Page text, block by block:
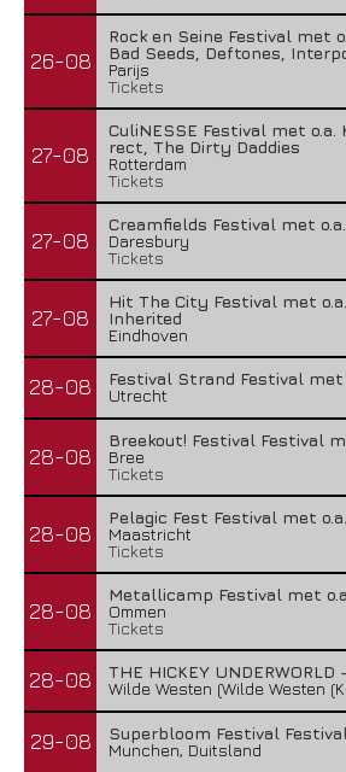
26-08
Rock en Seine Festival met
Bad Seeds, Deftones,
Parijs
Tickets
27-08
CuliNESSE Festival met o.a.
rect, The Dirty Daddies
Rotterdam
Tickets
27-08
Creamfields Festival met
Daresbury
Tickets
27-08
Hit The City Festival met
Inherited
Eindhoven
28-08
Festival Strand Festival met
Utrecht
28-08
Breekout! Festival Festival
Bree
Tickets
28-08
Pelagic Fest Festival met
Maastricht
Tickets
28-08
Metallicamp Festival met
Ommen
Tickets
28-08
THE HICKEY
Wilde Westen (Wilde Westen
29-08
Superbloom Festival
Munchen, Duitsland